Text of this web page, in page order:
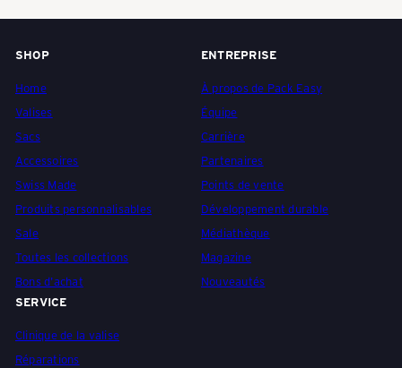
a
s
c
h
e
n
SHOP
Home
Valises
Sacs
Accessoires
Swiss Made
Produits personnalisables
Sale
Toutes les collections
Bons d'achat
ENTREPRISE
À propos de Pack Easy
Équipe
Carrière
Partenaires
Points de vente
Développement durable
Médiathèque
Magazine
Nouveautés
SERVICE
Clinique de la valise
Réparations